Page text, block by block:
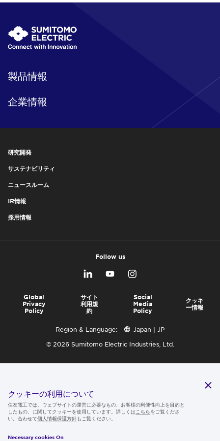
製品情報
企業情報
研究開発
サステナビリティ
ニュースルーム
IR情報
採用情報
Follow us
Global
Privacy
Policy
サイト
利用規
約
Social
Media
Policy
クッキ
ー情報
Region & Language:
Japan | JP
© 2026 Sumitomo Electric Industries, Ltd.
クッキーの利用について
住友電工では、ウェブサイトの運営に必要なもの、お客様の利便性向上を目的と
したもの、に関してクッキーを使用しています。詳しくは こちらをご覧くださ
い。合わせて個人情報保護方針もご覧ください。
Necessary cookies On